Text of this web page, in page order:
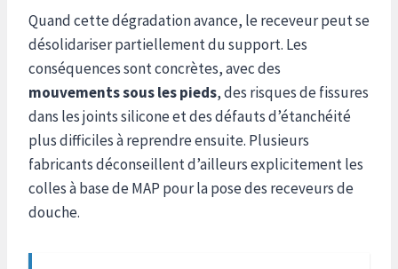
Quand cette dégradation avance, le receveur peut se
désolidariser partiellement du support. Les
conséquences sont concrètes, avec des
mouvements sous les pieds, des risques de fissures
dans les joints silicone et des défauts d’étanchéité
plus difficiles à reprendre ensuite. Plusieurs
fabricants déconseillent d’ailleurs explicitement les
colles à base de MAP pour la pose des receveurs de
douche.